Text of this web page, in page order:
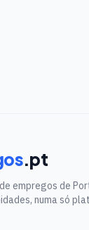
.pt
empregos de
numa só